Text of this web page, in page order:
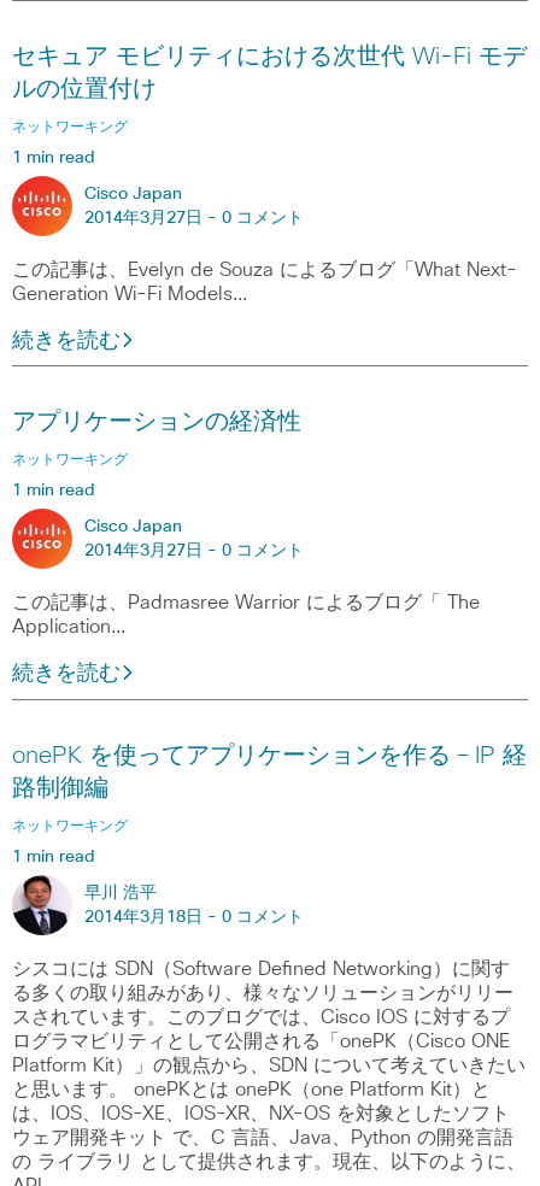
セキュア モビリティにおける次世代 Wi-Fi モデ
ルの位置付け
ネットワーキング
1 min read
Cisco Japan
2014年3月27日 - 0 コメント
この記事は、Evelyn de Souza によるブログ「What Next-
Generation Wi-Fi Models…
続きを読む
アプリケーションの経済性
ネットワーキング
1 min read
Cisco Japan
2014年3月27日 - 0 コメント
この記事は、Padmasree Warrior によるブログ「 The
Application…
続きを読む
onePK を使ってアプリケーションを作る – IP 経
路制御編
ネットワーキング
1 min read
早川 浩平
2014年3月18日 - 0 コメント
シスコには SDN（Software Defined Networking）に関す
る多くの取り組みがあり、様々なソリューションがリリー
スされています。このブログでは、Cisco IOS に対するプ
ログラマビリティとして公開される「onePK（Cisco ONE
Platform Kit）」の観点から、SDN について考えていきたい
と思います。 onePKとは onePK（one Platform Kit）と
は、IOS、IOS-XE、IOS-XR、NX-OS を対象としたソフト
ウェア開発キット で、C 言語、Java、Python の開発言語
の ライブラリ として提供されます。現在、以下のように、